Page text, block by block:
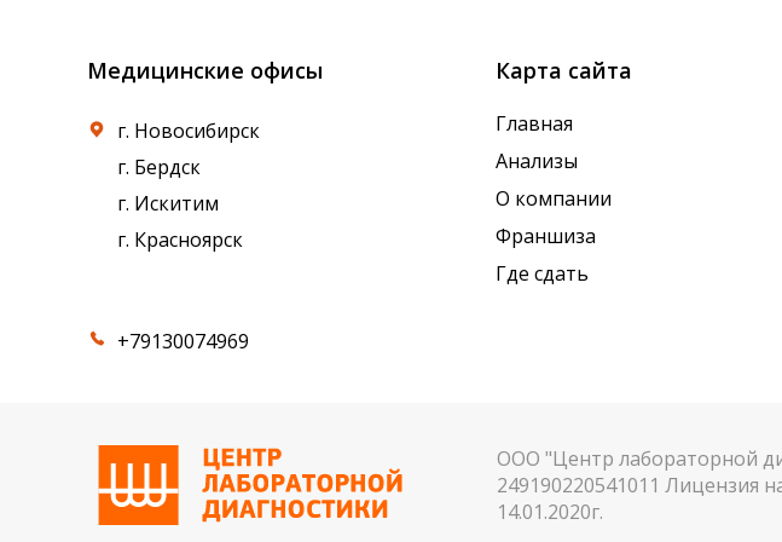
Медицинские офисы
г. Новосибирск
г. Бердск
г. Искитим
г. Красноярск
+79130074969
Карта сайта
Главная
Анализы
О компании
Франшиза
Где сдать
ООО "Центр лабораторной
249190220541011 Лицензия
14.01.2020г.